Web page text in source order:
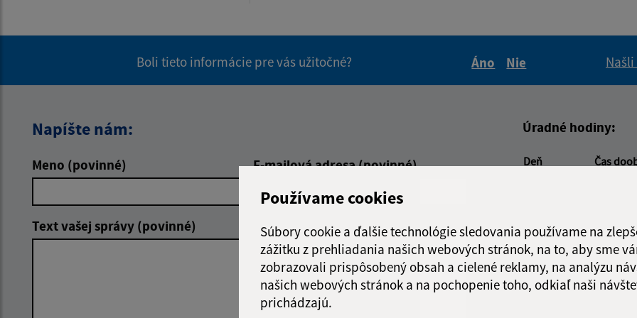
Používame cookies
Súbory cookie a ďalšie technológie sledovania používame na
zážitku z prehliadania našich webových stránok, na to, aby sme
zobrazovali prispôsobený obsah a cielené reklamy, na analýzu
našich webových stránok a na pochopenie toho, odkiaľ naši
prichádzajú.
Boli tieto informácie pre vás užitočné?
Áno
Nie
Napíšte nám:
Meno (povinné) E-mailová adresa (povinné)
Text vašej správy (povinné)
Úradné hodiny:
Deň Čas
Štvrtok:
07:30 -
Piatok:
07:30 -
Obedňajšia